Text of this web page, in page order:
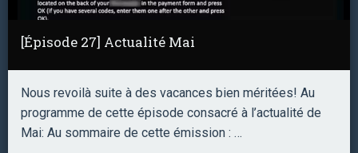
[Épisode 27] Actualité Mai
Nous revoilà suite à des vacances bien méritées! Au
programme de cette épisode consacré à l’actualité de
Mai: Au sommaire de cette émission : …